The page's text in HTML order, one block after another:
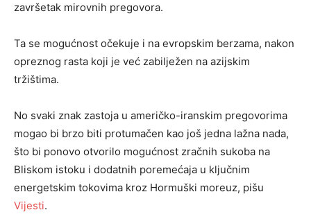
završetak mirovnih pregovora.
Ta se mogućnost očekuje i na evropskim berzama, nakon
opreznog rasta koji je već zabilježen na azijskim
tržištima.
No svaki znak zastoja u američko-iranskim pregovorima
mogao bi brzo biti protumačen kao još jedna lažna nada,
što bi ponovo otvorilo mogućnost zračnih sukoba na
Bliskom istoku i dodatnih poremećaja u ključnim
energetskim tokovima kroz Hormuški moreuz, pišu
Vijesti.